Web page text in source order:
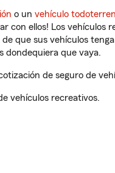
o un vehículo
con ellos! Los vehículos
que sus vehículos
dondequiera que vaya.
de seguro de
vehículos recreativos.